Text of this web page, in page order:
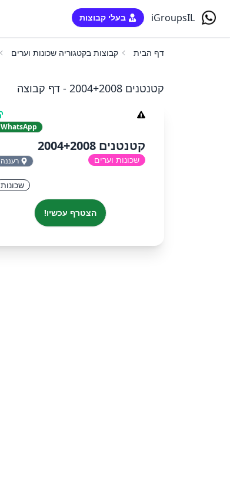
iGroupsIL בעלי קבוצות
דף הבית קבוצות בקטגוריה שכונות וערים
קטנטנים 2004+2008 - דף קבוצה
WhatsApp
קטנטנים 2004+2008
שכונות וערים רעננה
שכונות
הצטרף עכשיו!